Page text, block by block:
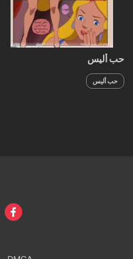
حب أليس
حب أليس